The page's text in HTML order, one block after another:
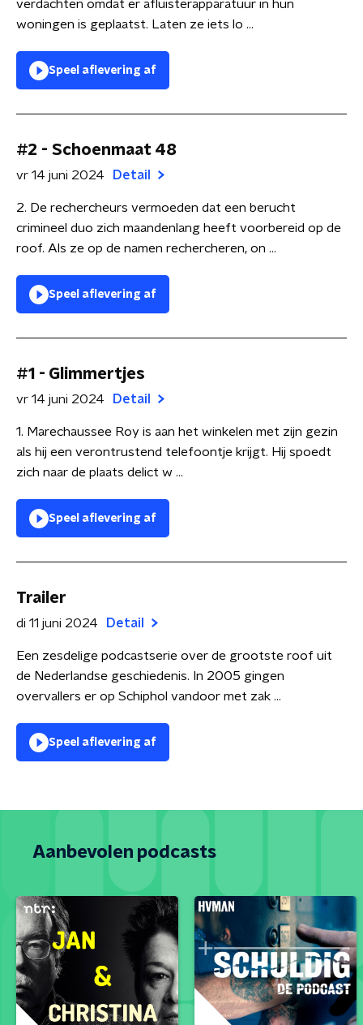
verdachten omdat er afluisterapparatuur in hun
woningen is geplaatst. Laten ze iets lo ...
Speel aflevering af
#2 - Schoenmaat 48
vr 14 juni 2024 Detail
2. De rechercheurs vermoeden dat een berucht
crimineel duo zich maandenlang heeft voorbereid op de
roof. Als ze op de namen rechercheren, on ...
Speel aflevering af
#1 - Glimmertjes
vr 14 juni 2024 Detail
1. Marechaussee Roy is aan het winkelen met zijn gezin
als hij een verontrustend telefoontje krijgt. Hij spoedt
zich naar de plaats delict w ...
Speel aflevering af
Trailer
di 11 juni 2024 Detail
Een zesdelige podcastserie over de grootste roof uit
de Nederlandse geschiedenis. In 2005 gingen
overvallers er op Schiphol vandoor met zak ...
Speel aflevering af
Aanbevolen podcasts